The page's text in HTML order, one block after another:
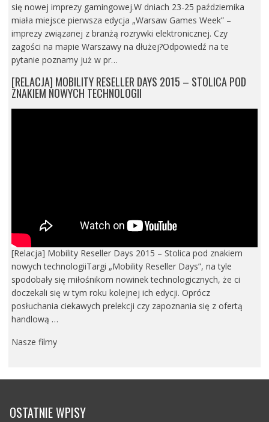
się nowej imprezy gamingowej.W dniach 23-25 października
miała miejsce pierwsza edycja „Warsaw Games Week” –
imprezy związanej z branżą rozrywki elektronicznej. Czy
zagości na mapie Warszawy na dłużej?Odpowiedź na te
pytanie poznamy już w pr…
[RELACJA] MOBILITY RESELLER DAYS 2015 – STOLICA POD
ZNAKIEM NOWYCH TECHNOLOGII
[Relacja] Mobility Reseller Days 2015 – Stolica pod znakiem
nowych technologiiTargi „Mobility Reseller Days”, na tyle
spodobały się miłośnikom nowinek technologicznych, że ci
doczekali się w tym roku kolejnej ich edycji. Oprócz
posłuchania ciekawych prelekcji czy zapoznania się z ofertą
handlową …
Nasze filmy
OSTATNIE WPISY